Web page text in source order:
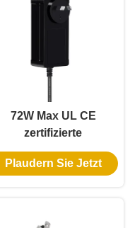
72W Max UL CE
zertifizierte
Wandstecker mit 3-
jähriger Garantie
Plaudern Sie Jetzt